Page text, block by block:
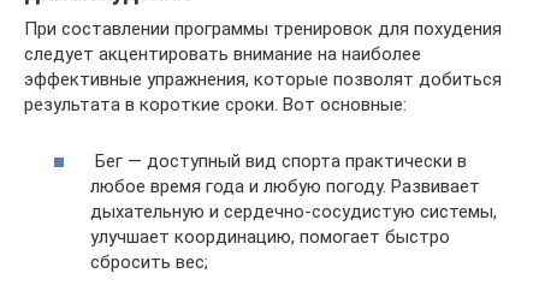
При составлении программы тренировок для похудения
следует акцентировать внимание на наиболее
эффективные упражнения, которые позволят добиться
результата в короткие сроки. Вот основные:
Бег — доступный вид спорта практически в
любое время года и любую погоду. Развивает
дыхательную и сердечно-сосудистую системы,
улучшает координацию, помогает быстро
сбросить вес;